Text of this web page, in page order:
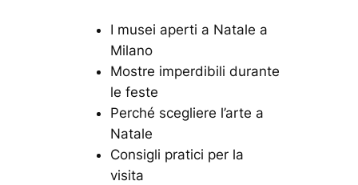
I musei aperti a Natale a
Milano
Mostre imperdibili durante
le feste
Perché scegliere l’arte a
Natale
Consigli pratici per la
visita